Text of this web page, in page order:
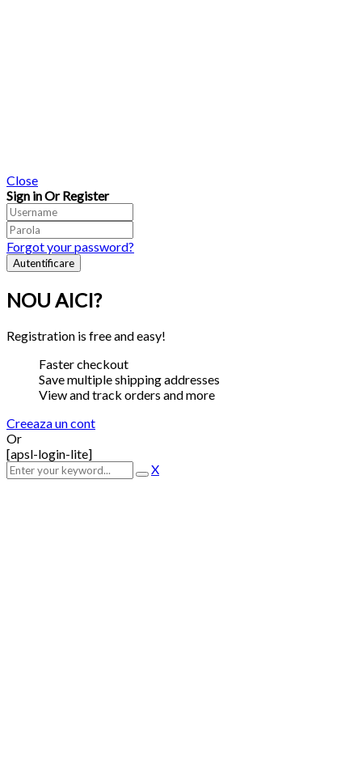
Close
Sign in Or Register
Forgot your password?
NOU AICI?
Registration is free and easy!
Faster checkout
Save multiple shipping addresses
View and track orders and more
Creeaza un cont
Or
[apsl-login-lite]
X